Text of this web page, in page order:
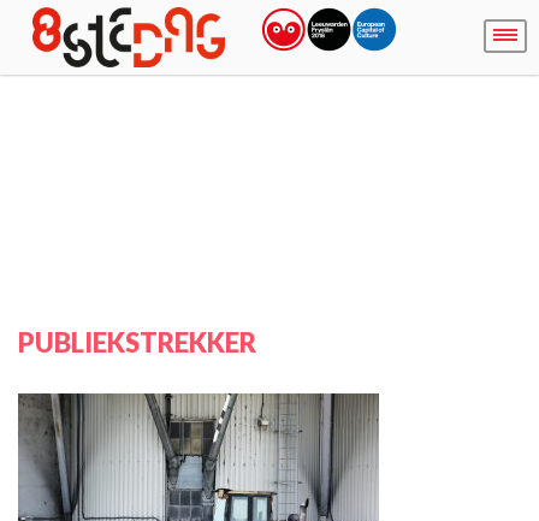
PUBLIEKSTREKKER